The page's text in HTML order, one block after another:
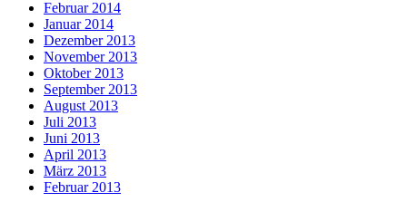
Februar 2014
Januar 2014
Dezember 2013
November 2013
Oktober 2013
September 2013
August 2013
Juli 2013
Juni 2013
April 2013
März 2013
Februar 2013